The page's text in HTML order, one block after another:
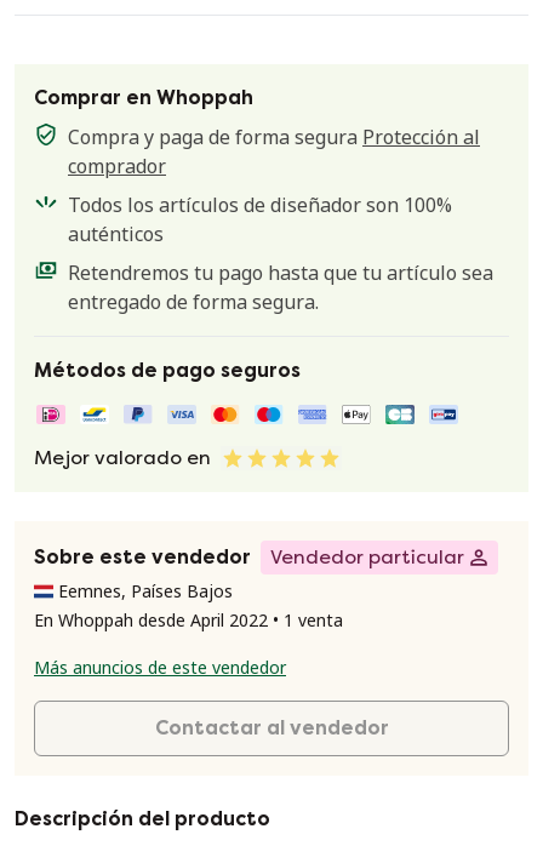
Comprar en Whoppah
Compra y paga de forma segura Protección al
comprador
Todos los artículos de diseñador son 100%
auténticos
Retendremos tu pago hasta que tu artículo sea
entregado de forma segura.
Métodos de pago seguros
Mejor valorado en
Sobre este vendedor
Vendedor particular
Eemnes, Países Bajos
En Whoppah desde April 2022 • 1 venta
Más anuncios de este vendedor
Contactar al vendedor
Descripción del producto